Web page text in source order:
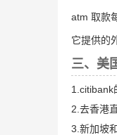
atm 取款
它提供的
三、美
1.citibank
2.去香港
3.新加坡